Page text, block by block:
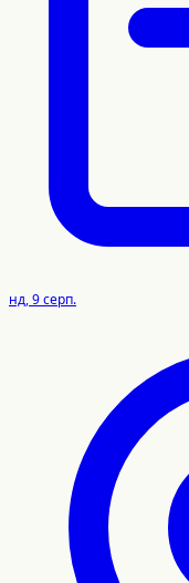
нд, 9 серп.